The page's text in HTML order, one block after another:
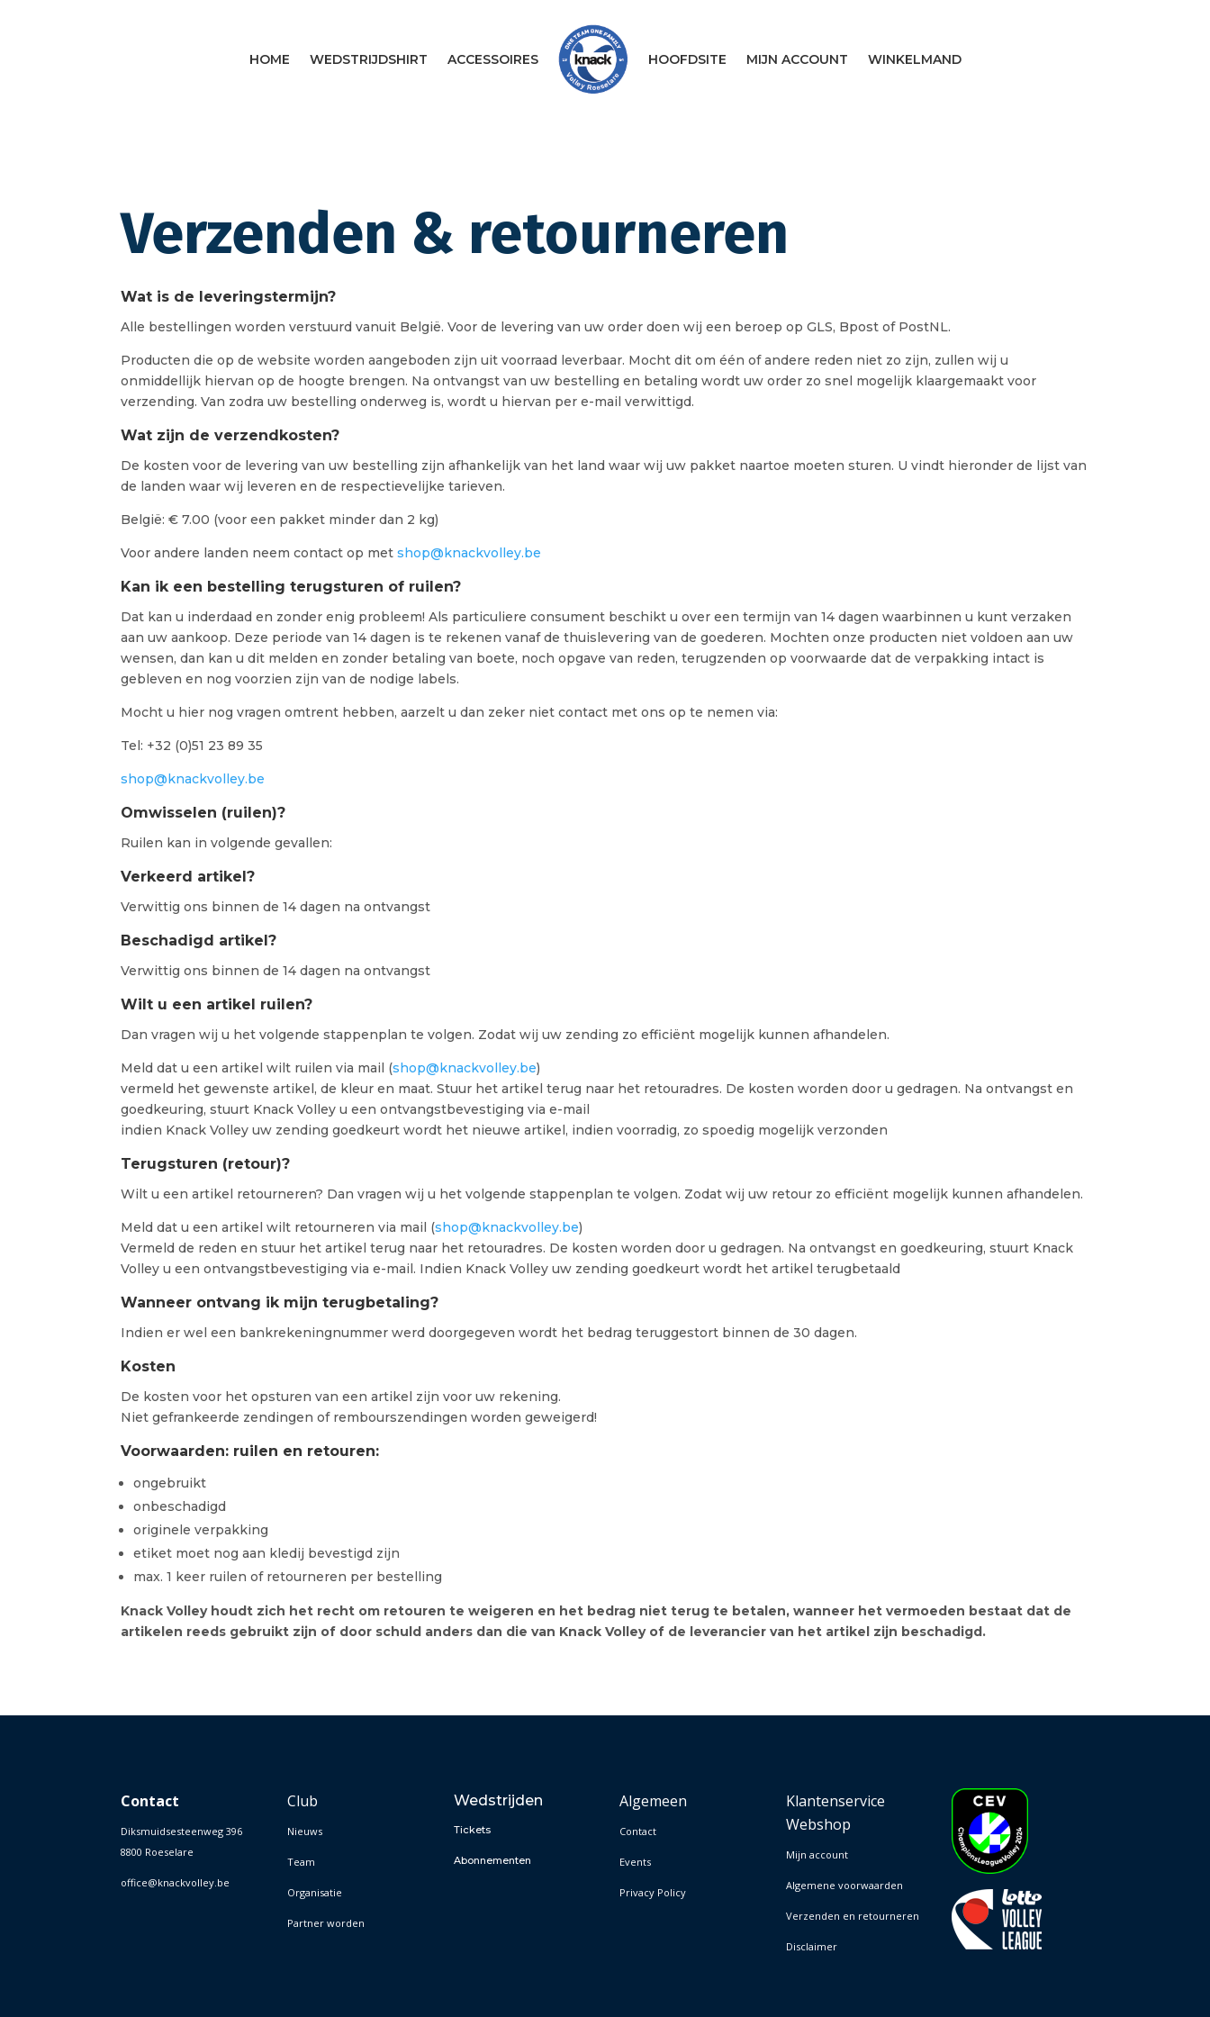
HOME WEDSTRIJDSHIRT ACCESSOIRES HOOFDSITE MIJN ACCOUNT WINKELMAND
Verzenden & retourneren
Wat is de leveringstermijn?
Alle bestellingen worden verstuurd vanuit België. Voor de levering van uw order doen wij een beroep op GLS, Bpost of PostNL.
Producten die op de website worden aangeboden zijn uit voorraad leverbaar. Mocht dit om één of andere reden niet zo zijn, zullen wij u
onmiddellijk hiervan op de hoogte brengen. Na ontvangst van uw bestelling en betaling wordt uw order zo snel mogelijk klaargemaakt voor
verzending. Van zodra uw bestelling onderweg is, wordt u hiervan per e-mail verwittigd.
Wat zijn de verzendkosten?
De kosten voor de levering van uw bestelling zijn afhankelijk van het land waar wij uw pakket naartoe moeten sturen. U vindt hieronder de lijst van
de landen waar wij leveren en de respectievelijke tarieven.
België: € 7.00 (voor een pakket minder dan 2 kg)
Voor andere landen neem contact op metshop@knackvolley.be
Kan ik een bestelling terugsturen of ruilen?
Dat kan u inderdaad en zonder enig probleem! Als particuliere consument beschikt u over een termijn van 14 dagen waarbinnen u kunt verzaken
aan uw aankoop. Deze periode van 14 dagen is te rekenen vanaf de thuislevering van de goederen. Mochten onze producten niet voldoen aan uw
wensen, dan kan u dit melden en zonder betaling van boete, noch opgave van reden, terugzenden op voorwaarde dat de verpakking intact is
gebleven en nog voorzien zijn van de nodige labels.
Mocht u hier nog vragen omtrent hebben, aarzelt u dan zeker niet contact met ons op te nemen via:
Tel: +32 (0)51 23 89 35
shop@knackvolley.be
Omwisselen (ruilen)?
Ruilen kan in volgende gevallen:
Verkeerd artikel?
Verwittig ons binnen de 14 dagen na ontvangst
Beschadigd artikel?
Verwittig ons binnen de 14 dagen na ontvangst
Wilt u een artikel ruilen?
Dan vragen wij u het volgende stappenplan te volgen. Zodat wij uw zending zo efficiënt mogelijk kunnen afhandelen.
Meld dat u een artikel wilt ruilen via mail (shop@knackvolley.be)
vermeld het gewenste artikel, de kleur en maat. Stuur het artikel terug naar het retouradres. De kosten worden door u gedragen. Na ontvangst en
goedkeuring, stuurt Knack Volley u een ontvangstbevestiging via e-mail
indien Knack Volley uw zending goedkeurt wordt het nieuwe artikel, indien voorradig, zo spoedig mogelijk verzonden
Terugsturen (retour)?
Wilt u een artikel retourneren? Dan vragen wij u het volgende stappenplan te volgen. Zodat wij uw retour zo efficiënt mogelijk kunnen afhandelen.
Meld dat u een artikel wilt retourneren via mail (shop@knackvolley.be)
Vermeld de reden en stuur het artikel terug naar het retouradres. De kosten worden door u gedragen. Na ontvangst en goedkeuring, stuurt Knack
Volley u een ontvangstbevestiging via e-mail. Indien Knack Volley uw zending goedkeurt wordt het artikel terugbetaald
Wanneer ontvang ik mijn terugbetaling?
Indien er wel een bankrekeningnummer werd doorgegeven wordt het bedrag teruggestort binnen de 30 dagen.
Kosten
De kosten voor het opsturen van een artikel zijn voor uw rekening.
Niet gefrankeerde zendingen of rembourszendingen worden geweigerd!
Voorwaarden: ruilen en retouren:
ongebruikt
onbeschadigd
originele verpakking
etiket moet nog aan kledij bevestigd zijn
max. 1 keer ruilen of retourneren per bestelling
Knack Volley houdt zich het recht om retouren te weigeren en het bedrag niet terug te betalen, wanneer het vermoeden bestaat dat de
artikelen reeds gebruikt zijn of door schuld anders dan die van Knack Volley of de leverancier van het artikel zijn beschadigd.
Contact
Diksmuidsesteenweg 396
8800 Roeselare
office@knackvolley.be
Club
Nieuws
Team
Organisatie
Partner worden
Wedstrijden
Tickets
Abonnementen
Algemeen
Contact
Events
Privacy Policy
Klantenservice
Webshop
Mijn account
Algemene voorwaarden
Verzenden en retourneren
Disclaimer